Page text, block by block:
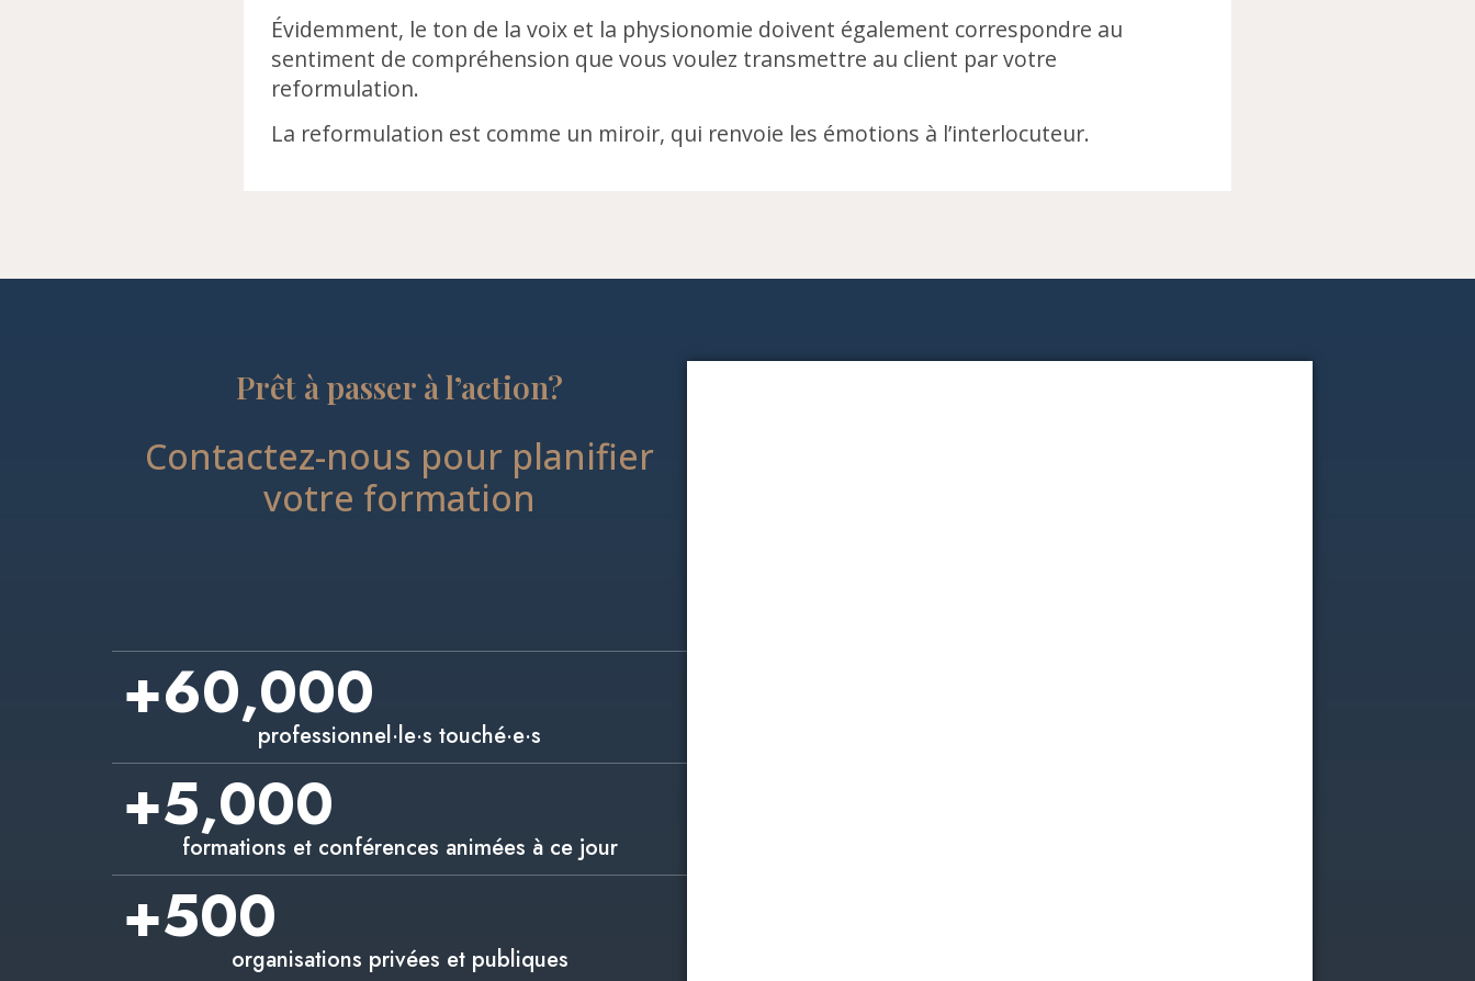
Évidemment, le ton de la voix et la physionomie doivent également correspondre au
sentiment de compréhension que vous voulez transmettre au client par votre
reformulation.
La reformulation est comme un miroir, qui renvoie les émotions à l’interlocuteur.
Prêt à passer à l’action?
Contactez-nous pour planifier
votre formation
+60,000
professionnel·le·s touché·e·s
+5,000
formations et conférences animées à ce jour
+500
organisations privées et publiques